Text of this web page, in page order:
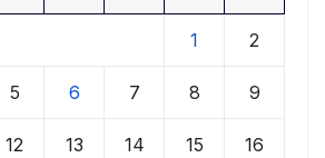
1 2
5 6 7 8 9
12 13 14 15 16